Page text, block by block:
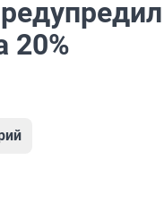
20%